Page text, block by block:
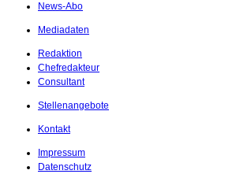
News-Abo
Mediadaten
Redaktion
Chefredakteur
Consultant
Stellenangebote
Kontakt
Impressum
Datenschutz